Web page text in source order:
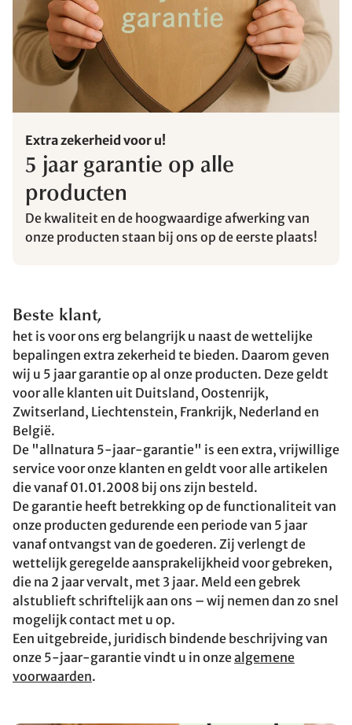
Extra zekerheid voor u!
5 jaar garantie op alle
producten
De kwaliteit en de hoogwaardige afwerking van
onze producten staan bij ons op de eerste plaats!
Beste klant,
het is voor ons erg belangrijk u naast de wettelijke
bepalingen extra zekerheid te bieden. Daarom geven
wij u 5 jaar garantie op al onze producten. Deze geldt
voor alle klanten uit Duitsland, Oostenrijk,
Zwitserland, Liechtenstein, Frankrijk, Nederland en
België.
De "allnatura 5-jaar-garantie" is een extra, vrijwillige
service voor onze klanten en geldt voor alle artikelen
die vanaf 01.01.2008 bij ons zijn besteld.
De garantie heeft betrekking op de functionaliteit van
onze producten gedurende een periode van 5 jaar
vanaf ontvangst van de goederen. Zij verlengt de
wettelijk geregelde aansprakelijkheid voor gebreken,
die na 2 jaar vervalt, met 3 jaar. Meld een gebrek
alstublieft schriftelijk aan ons – wij nemen dan zo snel
mogelijk contact met u op.
Een uitgebreide, juridisch bindende beschrijving van
onze 5-jaar-garantie vindt u in onzealgemene
voorwaarden.